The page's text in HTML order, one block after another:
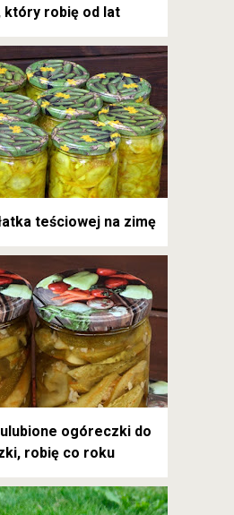
który robię od lat
teściowej na zimę
ogóreczki do
robię co roku